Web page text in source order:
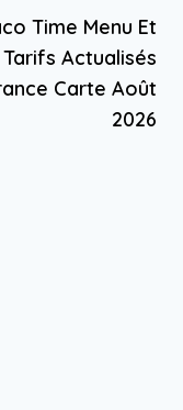
Time Menu Et
Tarifs Actualisés
Carte Août
2026